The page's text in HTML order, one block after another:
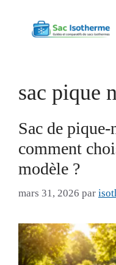
contenu
sac pique
Sac de
comment
modèle ?
mars 31, 2026 par